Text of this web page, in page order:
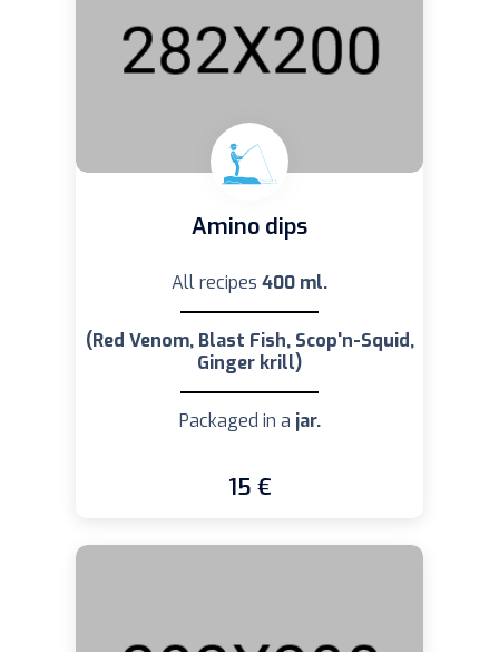
Amino dips
All recipes 400 ml.
(Red Venom, Blast Fish, Scop'n-Squid,
Ginger krill)
Packaged in a jar.
15 €